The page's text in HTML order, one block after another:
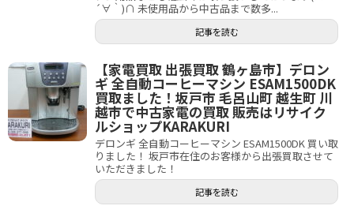
´∀｀)∩ 未使用品から中古品まで数多...
記事を読む
【家電買取 出張買取 鶴ヶ島市】デロン
ギ 全自動コーヒーマシン ESAM1500DK
買取ました！坂戸市 毛呂山町 越生町 川
越市で中古家電の買取 販売はリサイク
ルショップKARAKURI
デロンギ 全自動コーヒーマシン ESAM1500DK 買い取
りました！ 坂戸市在住のお客様から出張買取させて
いただきました！
記事を読む